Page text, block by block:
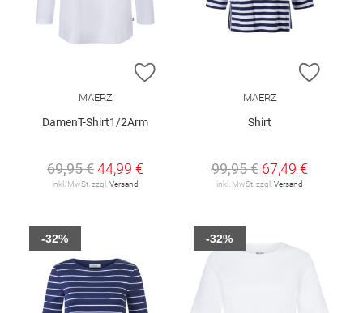
ZUR WUNSCHLISTE HINZUFÜGEN
MAERZ
DamenT-Shirt1/2Arm
69,95 €44,99 €
inkl. MwSt. zzgl. Versand
ZUR
MAERZ
Shirt
99,95 € 67,49 €
inkl. MwSt. zzgl. Versand
-32% -32%